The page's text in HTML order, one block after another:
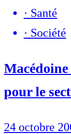
· Santé
· Société
pour le
24 octobre